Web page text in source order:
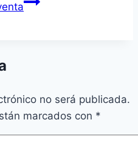
no será publicada.
marcados con *